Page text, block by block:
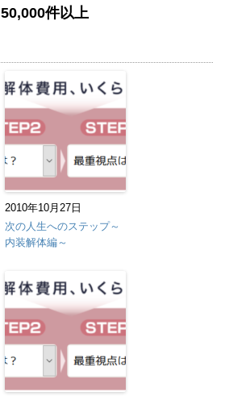
50,000件以上
2010年10月27日
次の人生へのステップ～
内装解体編～